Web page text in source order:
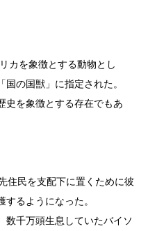
カを象徴とする動物とし
の国獣」に指定された。
史を象徴とする存在でもあ
住民を支配下に置くために彼
るようになった。
数千万頭生息していたバイソ